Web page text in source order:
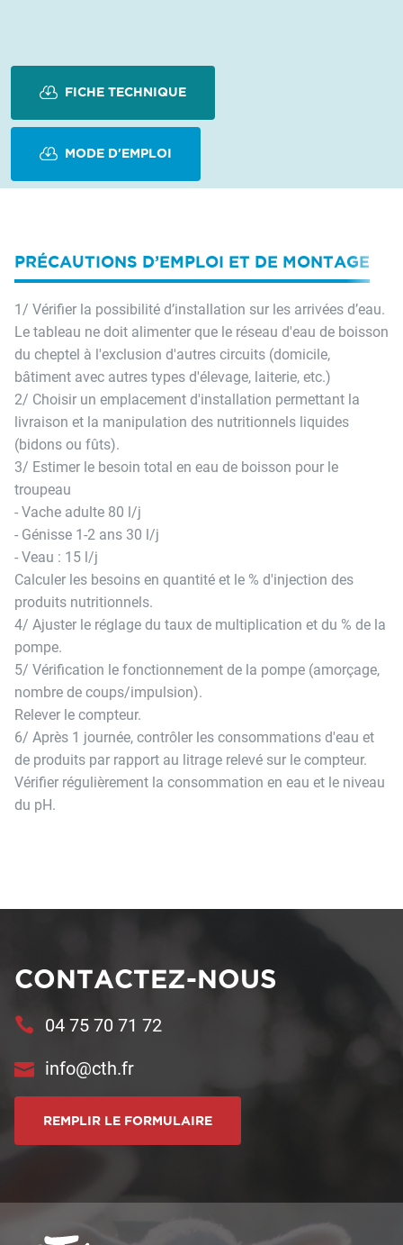
FICHE TECHNIQUE
MODE D'EMPLOI
PRÉCAUTIONS D’EMPLOI ET DE MONTAGE
1/ Vérifier la possibilité d’installation sur les arrivées d’eau.
Le tableau ne doit alimenter que le réseau d'eau de boisson
du cheptel à l'exclusion d'autres circuits (domicile,
bâtiment avec autres types d'élevage, laiterie, etc.)
2/ Choisir un emplacement d'installation permettant la
livraison et la manipulation des nutritionnels liquides
(bidons ou fûts).
3/ Estimer le besoin total en eau de boisson pour le
troupeau
- Vache adulte 80 l/j
- Génisse 1-2 ans 30 l/j
- Veau : 15 l/j
Calculer les besoins en quantité et le % d'injection des
produits nutritionnels.
4/ Ajuster le réglage du taux de multiplication et du % de la
pompe.
5/ Vérification le fonctionnement de la pompe (amorçage,
nombre de coups/impulsion).
Relever le compteur.
6/ Après 1 journée, contrôler les consommations d'eau et
de produits par rapport au litrage relevé sur le compteur.
Vérifier régulièrement la consommation en eau et le niveau
du pH.
CONTACTEZ-NOUS
04 75 70 71 72
info@cth.fr
REMPLIR LE FORMULAIRE